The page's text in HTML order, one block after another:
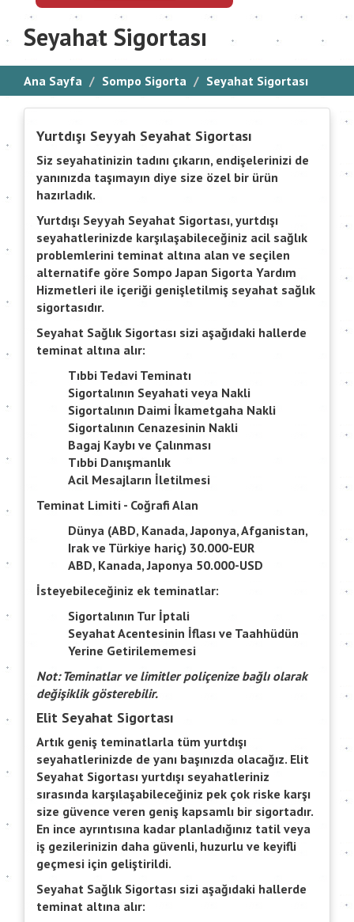
Seyahat Sigortası
Ana Sayfa Sompo Sigorta Seyahat Sigortası
Yurtdışı Seyyah Seyahat Sigortası
Siz seyahatinizin tadını çıkarın, endişelerinizi de
yanınızda taşımayın diye size özel bir ürün
hazırladık.
Yurtdışı Seyyah Seyahat Sigortası, yurtdışı
seyahatlerinizde karşılaşabileceğiniz acil sağlık
problemlerini teminat altına alan ve seçilen
alternatife göre Sompo Japan Sigorta Yardım
Hizmetleri ile içeriği genişletilmiş seyahat sağlık
sigortasıdır.
Seyahat Sağlık Sigortası sizi aşağıdaki hallerde
teminat altına alır:
Tıbbi Tedavi Teminatı
Sigortalının Seyahati veya Nakli
Sigortalının Daimi İkametgaha Nakli
Sigortalının Cenazesinin Nakli
Bagaj Kaybı ve Çalınması
Tıbbi Danışmanlık
Acil Mesajların İletilmesi
Teminat Limiti - Coğrafi Alan
Dünya (ABD, Kanada, Japonya, Afganistan,
Irak ve Türkiye hariç) 30.000-EUR
ABD, Kanada, Japonya 50.000-USD
İsteyebileceğiniz ek teminatlar:
Sigortalının Tur İptali
Seyahat Acentesinin İflası ve Taahhüdün
Yerine Getirilememesi
Not: Teminatlar ve limitler poliçenize bağlı olarak
değişiklik gösterebilir.
Elit Seyahat Sigortası
Artık geniş teminatlarla tüm yurtdışı
seyahatlerinizde de yanı başınızda olacağız. Elit
Seyahat Sigortası yurtdışı seyahatleriniz
sırasında karşılaşabileceğiniz pek çok riske karşı
size güvence veren geniş kapsamlı bir sigortadır.
En ince ayrıntısına kadar planladığınız tatil veya
iş gezilerinizin daha güvenli, huzurlu ve keyifli
geçmesi için geliştirildi.
Seyahat Sağlık Sigortası sizi aşağıdaki hallerde
teminat altına alır: